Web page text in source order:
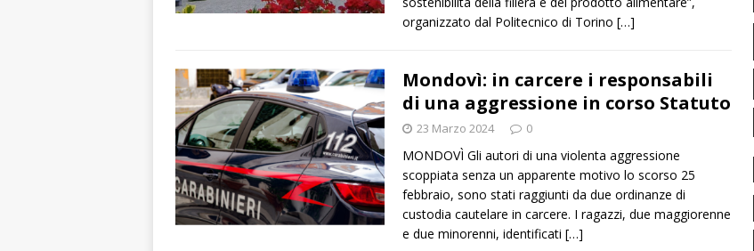
organizzato dal Politecnico di Torino […]
Mondovì: in carcere i responsabili
di una aggressione in corso Statuto
23 Marzo 2024 0
MONDOVÌ Gli autori di una violenta aggressione
scoppiata senza un apparente motivo lo scorso 25
febbraio, sono stati raggiunti da due ordinanze di
custodia cautelare in carcere. I ragazzi, due maggiorenne
e due minorenni, identificati […]